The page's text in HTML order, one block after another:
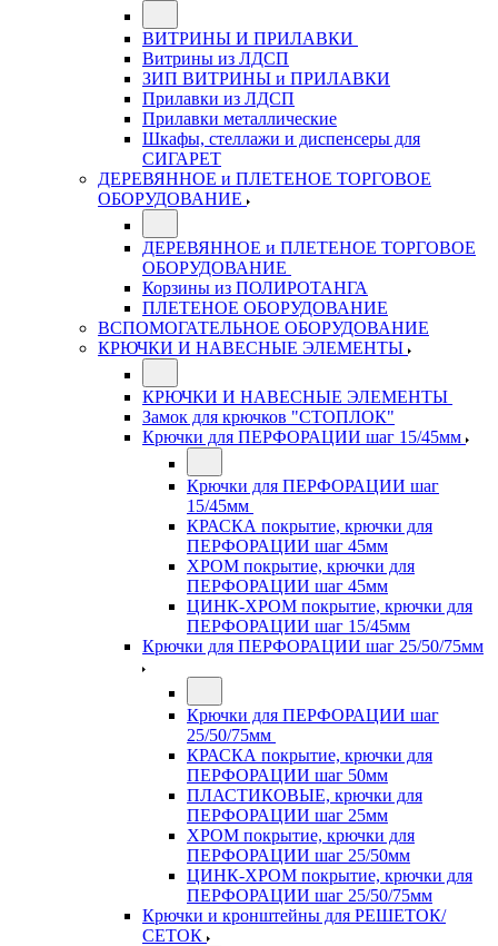
ВИТРИНЫ И ПРИЛАВКИ
Витрины из ЛДСП
ЗИП ВИТРИНЫ и ПРИЛАВКИ
Прилавки из ЛДСП
Прилавки металлические
Шкафы, стеллажи и диспенсеры для
СИГАРЕТ
ДЕРЕВЯННОЕ и ПЛЕТЕНОЕ ТОРГОВОЕ
ОБОРУДОВАНИЕ
ДЕРЕВЯННОЕ и ПЛЕТЕНОЕ ТОРГОВОЕ
ОБОРУДОВАНИЕ
Корзины из ПОЛИРОТАНГА
ПЛЕТЕНОЕ ОБОРУДОВАНИЕ
ВСПОМОГАТЕЛЬНОЕ ОБОРУДОВАНИЕ
КРЮЧКИ И НАВЕСНЫЕ ЭЛЕМЕНТЫ
КРЮЧКИ И НАВЕСНЫЕ ЭЛЕМЕНТЫ
Замок для крючков "СТОПЛОК"
Крючки для ПЕРФОРАЦИИ шаг 15/45мм
Крючки для ПЕРФОРАЦИИ шаг
15/45мм
КРАСКА покрытие, крючки для
ПЕРФОРАЦИИ шаг 45мм
ХРОМ покрытие, крючки для
ПЕРФОРАЦИИ шаг 45мм
ЦИНК-ХРОМ покрытие, крючки для
ПЕРФОРАЦИИ шаг 15/45мм
Крючки для ПЕРФОРАЦИИ шаг 25/50/75мм
Крючки для ПЕРФОРАЦИИ шаг
25/50/75мм
КРАСКА покрытие, крючки для
ПЕРФОРАЦИИ шаг 50мм
ПЛАСТИКОВЫЕ, крючки для
ПЕРФОРАЦИИ шаг 25мм
ХРОМ покрытие, крючки для
ПЕРФОРАЦИИ шаг 25/50мм
ЦИНК-ХРОМ покрытие, крючки для
ПЕРФОРАЦИИ шаг 25/50/75мм
Крючки и кронштейны для РЕШЕТОК/
СЕТОК